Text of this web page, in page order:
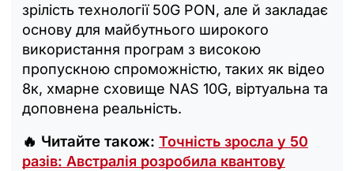
зрілість технології 50G PON, але й закладає
основу для майбутнього широкого
використання програм з високою
пропускною спроможністю, таких як відео
8к, хмарне сховище NAS 10G, віртуальна та
доповнена реальність.
🔥 Читайте також: Точність зросла у 50
разів: Австралія розробила квантову